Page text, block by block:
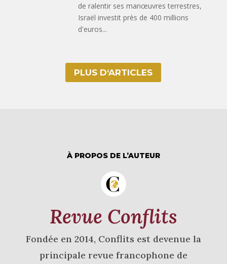
de ralentir ses manœuvres terrestres,
Israël investit près de 400 millions
d'euros...
PLUS D‘ARTICLES
À PROPOS DE L’AUTEUR
Revue Conflits
Fondée en 2014, Conflits est devenue la
principale revue francophone de